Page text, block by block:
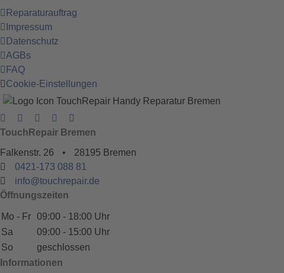
Reparaturauftrag
Impressum
Datenschutz
AGBs
FAQ
Cookie-Einstellungen
TouchRepair Bremen
Falkenstr. 26
•
28195 Bremen
0421-173 088 81
info@touchrepair.de
Öffnungszeiten
Mo - Fr 09:00 - 18:00 Uhr
Sa
09:00 - 15:00 Uhr
So
geschlossen
Informationen